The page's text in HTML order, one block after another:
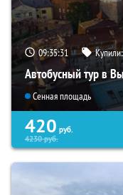
09:35:30
Автобусный тур в
Сенная площадь
420 руб.
4230руб.